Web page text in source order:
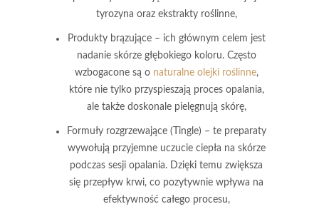
tyrozyna oraz ekstrakty roślinne,
Produkty brązujące– ich głównym celem jest
nadanie skórze głębokiego koloru. Często
wzbogacone są o naturalne olejki roślinne,
które nie tylko przyspieszają proces opalania,
ale także doskonale pielęgnują skórę,
Formuły rozgrzewające (Tingle) – te preparaty
wywołują przyjemne uczucie ciepła na skórze
podczas sesji opalania. Dzięki temu zwiększa
się przepływ krwi, co pozytywnie wpływa na
efektywność całego procesu,